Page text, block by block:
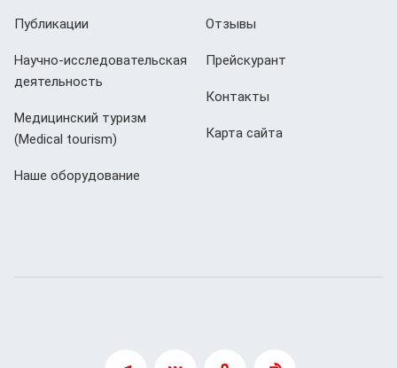
Публикации
Научно-исследовательская
деятельность
Медицинский туризм
(Мedical tourism)
Наше оборудование
Отзывы
Прейскурант
Контакты
Карта сайта